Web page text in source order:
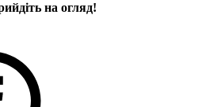
на огляд!